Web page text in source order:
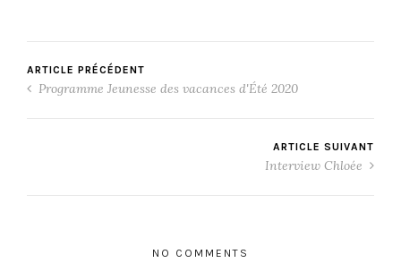
ARTICLE PRÉCÉDENT
Programme Jeunesse des vacances d'Été 2020
ARTICLE SUIVANT
Interview Chloée
NO COMMENTS